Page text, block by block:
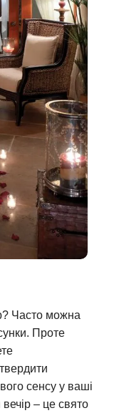
Часто можна
Проте
сенсу у ваші
– це свято